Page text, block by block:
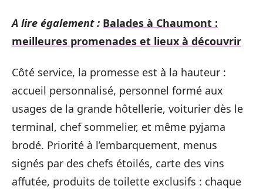
A lire également : Balades à Chaumont :
meilleures promenades et lieux à découvrir
Côté service, la promesse est à la hauteur :
accueil personnalisé, personnel formé aux
usages de la grande hôtellerie, voiturier dès le
terminal, chef sommelier, et même pyjama
brodé. Priorité à l’embarquement, menus
signés par des chefs étoilés, carte des vins
affutée, produits de toilette exclusifs : chaque